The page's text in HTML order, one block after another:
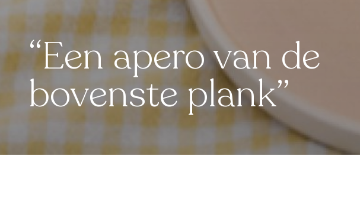
“Een apero van de
bovenste plank”